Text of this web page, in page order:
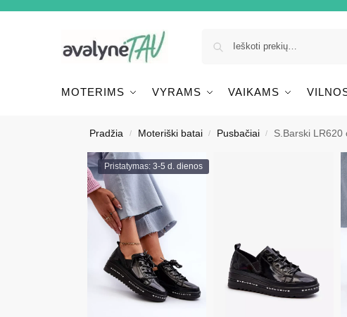
MOTERIMS VYRAMS VAIKAMS
Pradžia / Moteriški batai / Pusbačiai / S.Barski
Pristatymas: 3-5 d. dienos